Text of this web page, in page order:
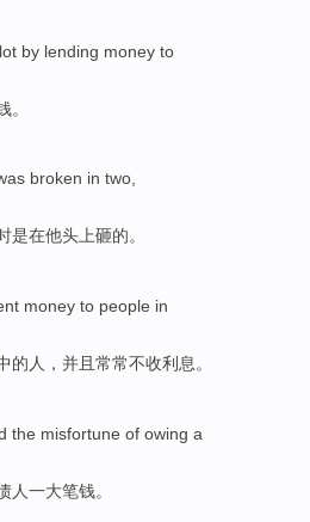
lot by lending money to
。
broken in two,
是在他头上砸的。
money to people in
的 人 ， 并且 常常不收利息 。
the misfortune of owing a
人一大笔钱。